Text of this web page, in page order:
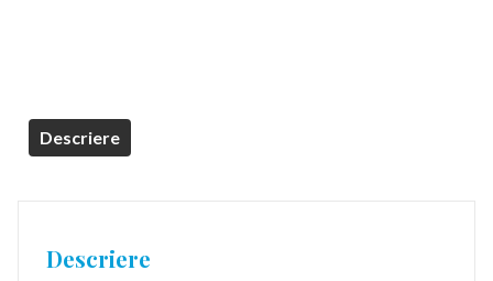
Descriere
Descriere